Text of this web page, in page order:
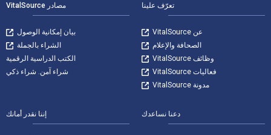
تعرّف علينا
عن VitalSource
الصحافة والإعلام
وظائف VitalSource
فعاليات VitalSource
مدونة VitalSource
مصادر VitalSource
بيان إمكانية الوصول
الشراء بالجملة
الكتب الدراسية الرقمية
شراء آمن. شراء ذكي
دعنا نساعدك إننا نقدر أمانك